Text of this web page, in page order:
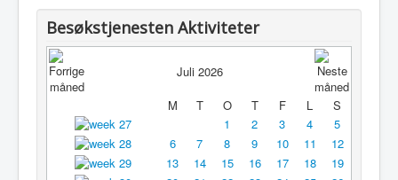
Utleie
Logg inn / ut
Besøkstjenesten Aktiviteter
Juli 2026
M
T O T F L
S
1
2 3 4
5
6
7 8 9 10 11
12
13
14 15 16 17 18
19